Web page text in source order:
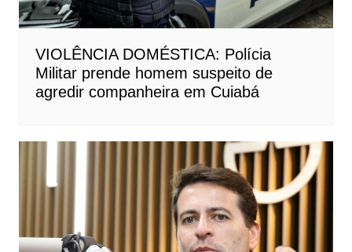
VIOLÊNCIA DOMÉSTICA: Polícia
Militar prende homem suspeito de
agredir companheira em Cuiabá